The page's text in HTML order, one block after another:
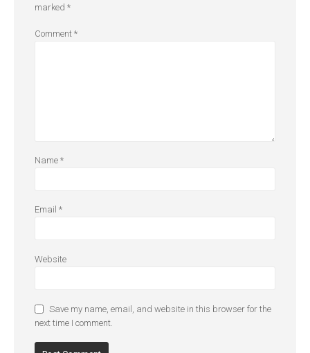
marked *
Comment *
Name *
Email *
Website
Save my name, email, and website in this browser for the
next time I comment.